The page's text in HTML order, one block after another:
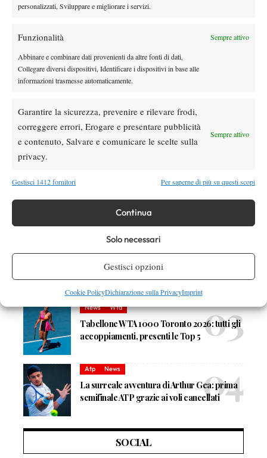
personalizzati, Sviluppare e migliorare i servizi.
Funzionalità Sempre attivo
Abbinare e combinare dati provenienti da altre fonti di dati,
Collegare diversi dispositivi, Identificare i dispositivi in base alle
informazioni trasmesse automaticamente.
Garantire la sicurezza, prevenire e rilevare frodi,
correggere errori, Erogare e presentare pubblicità
e contenuto, Salvare e comunicare le scelte sulla
privacy.
Sempre attivo
Gestisci 1412 fornitori Per saperne di più su questi scopi
Continua
Solo necessari
Gestisci opzioni
Cookie PolicyDichiarazione sulla PrivacyImprint
Semifinali: Rubini b. Di Sarra 7-5 3-0 rit., Ferrando b. Bertacchi
TAGGED:Polisportiva Sirmione Tennis Brema
Musetti: “Più responsabile grazie ai miei
bimbi. Forfait di Sinner? Sa quello che fa”
WTA 250 Memphis 2026: Liutova storica, è
la prima 2010 in semifinale WTA
News Wta
Tabellone WTA 1000 Toronto 2026: tutti gli
accoppiamenti, presenti le Top 5
Atp News
La surreale avventura di Arthur Gea: prima
semifinale ATP grazie ai voli cancellati
SOCIAL